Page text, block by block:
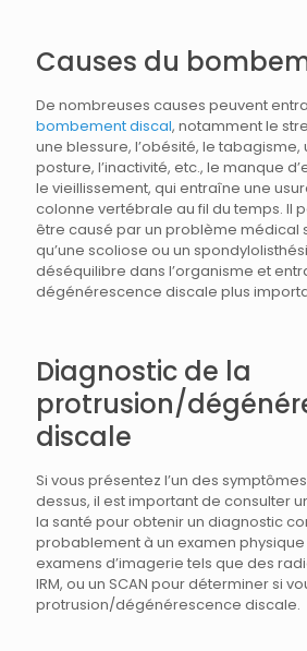
Causes du
De nombreuses causes peuvent
bombement discal, notamment le
une blessure, l’obésité, le tabagisme,
posture, l’inactivité, etc., le manque
le vieillissement, qui entraîne une
colonne vertébrale au fil du temps. Il
être causé par un problème médical
qu’une scoliose ou un
déséquilibre dans l’organisme et
dégénérescence discale plus
Diagnostic de la
protrusion/
discale
Si vous présentez l’un des
dessus, il est important de consulter
la santé pour obtenir un diagnostic
probablement à un examen physique
examens d’imagerie tels que des
IRM, ou un SCAN pour déterminer si
protrusion/dégénérescence discale.